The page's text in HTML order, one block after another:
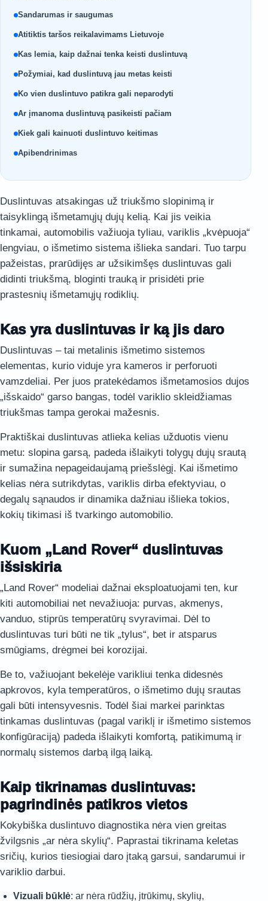
Sandarumas ir saugumas
Atitiktis taršos reikalavimams Lietuvoje
Kas lemia, kaip dažnai tenka keisti duslintuvą
Požymiai, kad duslintuvą jau metas keisti
Ko vien duslintuvo patikra gali neparodyti
Ar įmanoma duslintuvą pasikeisti pačiam
Kiek gali kainuoti duslintuvo keitimas
Apibendrinimas
Duslintuvas atsakingas už triukšmo slopinimą ir
taisyklingą išmetamųjų dujų kelią. Kai jis veikia
tinkamai, automobilis važiuoja tyliau, variklis „kvėpuoja“
lengviau, o išmetimo sistema išlieka sandari. Tuo tarpu
pažeistas, prarūdijęs ar užsikimšęs duslintuvas gali
didinti triukšmą, bloginti trauką ir prisidėti prie
prastesnių išmetamųjų rodiklių.
Kas yra duslintuvas ir ką jis daro
Duslintuvas – tai metalinis išmetimo sistemos
elementas, kurio viduje yra kameros ir perforuoti
vamzdeliai. Per juos pratekėdamos išmetamosios dujos
„išskaido“ garso bangas, todėl variklio skleidžiamas
triukšmas tampa gerokai mažesnis.
Praktiškai duslintuvas atlieka kelias užduotis vienu
metu: slopina garsą, padeda išlaikyti tolygų dujų srautą
ir sumažina nepageidaujamą priešslėgį. Kai išmetimo
kelias nėra sutrikdytas, variklis dirba efektyviau, o
degalų sąnaudos ir dinamika dažniau išlieka tokios,
kokių tikimasi iš tvarkingo automobilio.
Kuom „Land Rover“ duslintuvas
išsiskiria
„Land Rover“ modeliai dažnai eksploatuojami ten, kur
kiti automobiliai net nevažiuoja: purvas, akmenys,
vanduo, stiprūs temperatūrų svyravimai. Dėl to
duslintuvas turi būti ne tik „tylus“, bet ir atsparus
smūgiams, drėgmei bei korozijai.
Be to, važiuojant bekelėje varikliui tenka didesnės
apkrovos, kyla temperatūros, o išmetimo dujų srautas
gali būti intensyvesnis. Todėl šiai markei parinktas
tinkamas duslintuvas (pagal variklį ir išmetimo sistemos
konfigūraciją) padeda išlaikyti komfortą, patikimumą ir
normalų sistemos darbą ilgą laiką.
Kaip tikrinamas duslintuvas:
pagrindinės patikros vietos
Kokybiška duslintuvo diagnostika nėra vien greitas
žvilgsnis „ar nėra skylių“. Paprastai tikrinama keletas
sričių, kurios tiesiogiai daro įtaką garsui, sandarumui ir
variklio darbui.
Vizuali būklė: ar nėra rūdžių, įtrūkimų, skylių,